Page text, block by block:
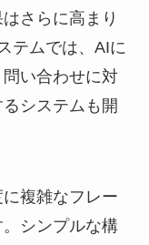
さらに高まり
テムでは、AIに
い合わせに対
システムも開
複雑なフレー
シンプルな構